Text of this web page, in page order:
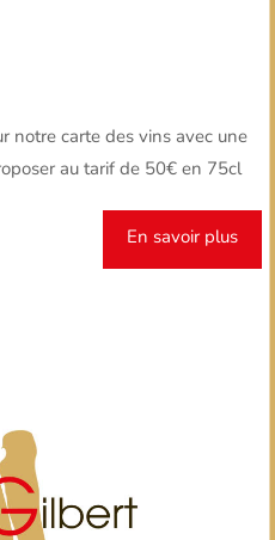
notre carte des vins avec une
au tarif de 50€ en 75cl
En savoir plus